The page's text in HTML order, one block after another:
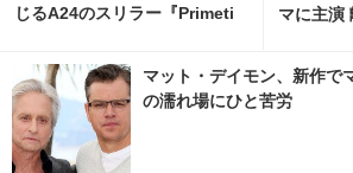
じるA24のスリラー『Primeti
マに主演
マット・デイモン、新作で
の濡れ場にひと苦労